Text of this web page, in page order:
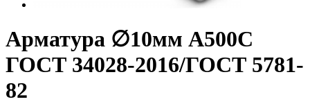
Арматура ∅10мм A500C
ГОСТ 34028-2016/ГОСТ 5781-
82